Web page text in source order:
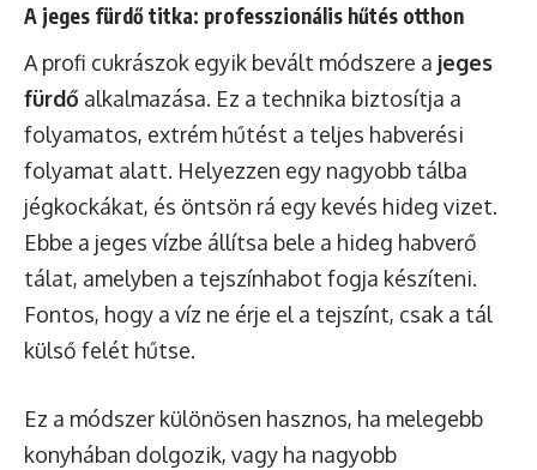
A jeges fürdő titka: professzionális hűtés otthon
A profi cukrászok egyik bevált módszere a jeges
fürdő alkalmazása. Ez a technika biztosítja a
folyamatos, extrém hűtést a teljes habverési
folyamat alatt. Helyezzen egy nagyobb tálba
jégkockákat, és öntsön rá egy kevés hideg vizet.
Ebbe a jeges vízbe állítsa bele a hideg habverő
tálat, amelyben a tejszínhabot fogja készíteni.
Fontos, hogy a víz ne érje el a tejszínt, csak a tál
külső felét hűtse.
Ez a módszer különösen hasznos, ha melegebb
konyhában dolgozik, vagy ha nagyobb